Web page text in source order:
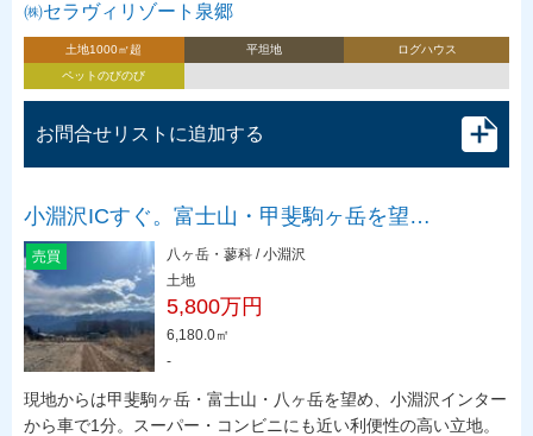
㈱セラヴィリゾート泉郷
土地1000㎡超 平坦地
ログハウス
ペットのびのび
お問合せリストに追加する
小淵沢ICすぐ。富士山・甲斐駒ヶ岳を望…
売買
八ヶ岳・蓼科 / 小淵沢
土地
5,800万円
6,180.0㎡
-
現地からは甲斐駒ヶ岳・富士山・八ヶ岳を望め、小淵沢インター
から車で1分。スーパー・コンビニにも近い利便性の高い立地。